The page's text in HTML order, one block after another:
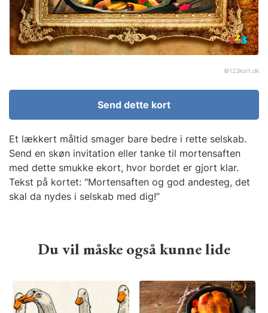
©123kort.dk
Send dette kort
Et lækkert måltid smager bare bedre i rette selskab.
Send en skøn invitation eller tanke til mortensaften
med dette smukke ekort, hvor bordet er gjort klar.
Tekst på kortet: "Mortensaften og god andesteg, det
skal da nydes i selskab med dig!”
Du vil måske også kunne lide